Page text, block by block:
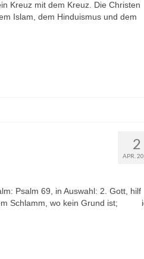
Kreuz mit dem Kreuz. Die Christen
Islam, dem Hinduismus und dem
2
APR.
Psalm 69, in Auswahl: 2. Gott, hilf
Schlamm, wo kein Grund ist;